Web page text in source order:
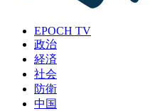
EPOCH TV
政治
経済
社会
防衛
中国